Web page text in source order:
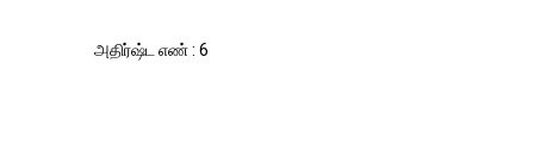
அதிர்ஷ்ட எண் : 6